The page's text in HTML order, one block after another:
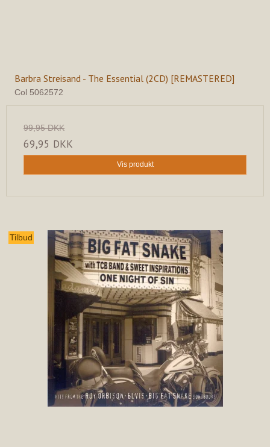
Barbra Streisand - The Essential (2CD) [REMASTERED]
Col 5062572
99,95 DKK
69,95 DKK
Vis produkt
Tilbud